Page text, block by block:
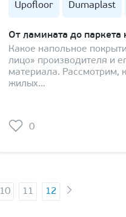
Upofloor Dumaplast
От ламината до
Какое напольное
лицо» производителя и
материала. Рассмотрим,
жилых…
0
10 11 12